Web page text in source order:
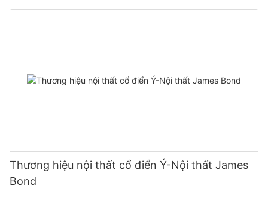
Thương hiệu nội thất cổ điển Ý-Nội thất James
Bond